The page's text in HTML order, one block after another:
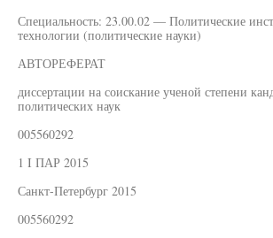
Специальность: 23.00.02 — Политические
технологии (политические науки)
АВТОРЕФЕРАТ
диссертации на соискание ученой степени
политических наук
005560292
1 I ПАР 2015
Санкт-Петербург 2015
005560292